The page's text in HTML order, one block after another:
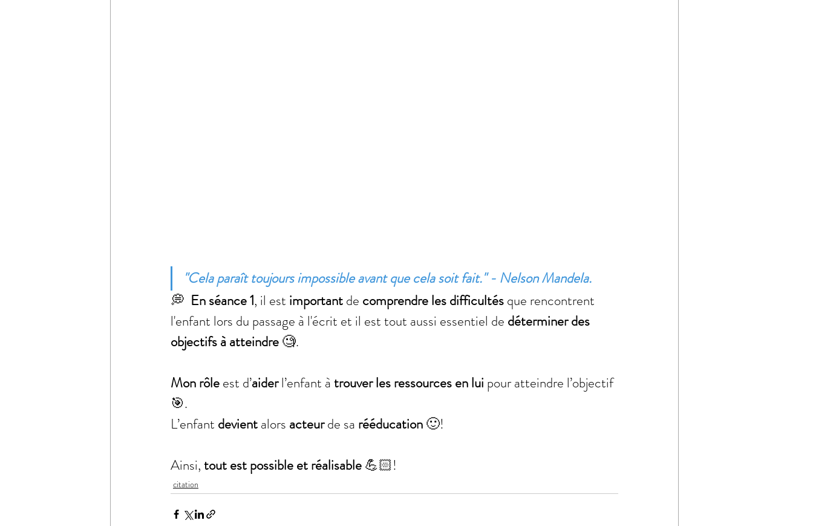
"Cela paraît toujours impossible avant que cela soit fait." - Nelson Mandela.
💭 En séance 1, il est important de comprendre les difficultés que rencontrent
l'enfant lors du passage à l'écrit et il est tout aussi essentiel de déterminer des
objectifs à atteindre 🧐.
Mon rôle est d’aider l’enfant à trouver les ressources en lui pour atteindre l’objectif
🎯.
L’enfant devient alors acteur de sa rééducation 🙂!
Ainsi, tout est possible et réalisable 💪🏻!
citation